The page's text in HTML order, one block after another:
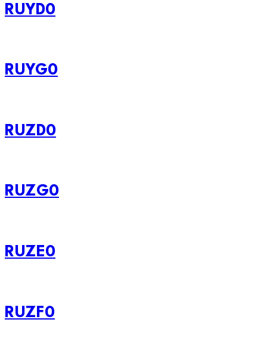
RUYD0
RUYG0
RUZD0
RUZG0
RUZE0
RUZF0